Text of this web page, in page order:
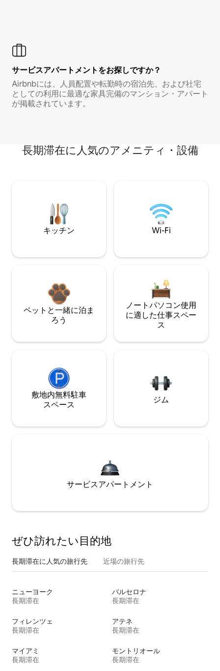
サービスアパートメントをお探しですか？
Airbnbには、人員配置や転勤時の宿泊先、および社宅
としての利用に最適な家具完備のマンション・アパート
が掲載されています。
長期滞在に人気のアメニティ・設備
キッチン Wi-Fi
ペットと一緒に泊ま
ろう
ノートパソコン使用
に適した仕事スペー
ス
敷地内無料駐⁠車
ス⁠ペ⁠ー⁠ス
ジム
サービスアパートメント
ぜひ訪⁠れ⁠た⁠い目⁠的⁠地
長期滞在に人気の旅行先 近場の旅行先
ニューヨーク
長期滞在
バルセロナ
長期滞在
フィレンツェ
長期滞在
アテネ
長期滞在
マイアミ
長期滞在
モントリオール
長期滞在